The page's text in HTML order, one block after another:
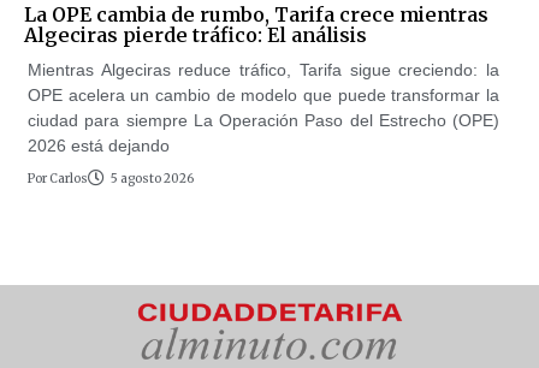
La OPE cambia de rumbo, Tarifa crece mientras
Algeciras pierde tráfico: El análisis
Mientras Algeciras reduce tráfico, Tarifa sigue creciendo: la
OPE acelera un cambio de modelo que puede transformar la
ciudad para siempre La Operación Paso del Estrecho (OPE)
2026 está dejando
Por Carlos 5 agosto 2026